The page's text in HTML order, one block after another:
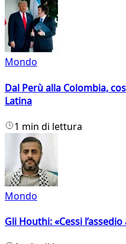
Mondo
Dal Perù alla Colombia,
Latina
1 min di lettura
Mondo
Gli Houthi: «Cessi